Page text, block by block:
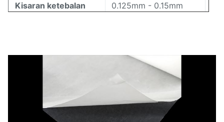
Kisaran ketebalan 0.125mm - 0.15mm
17 ± 7 g/10 menit
Kekerasan 72±3 (Pesisir A)